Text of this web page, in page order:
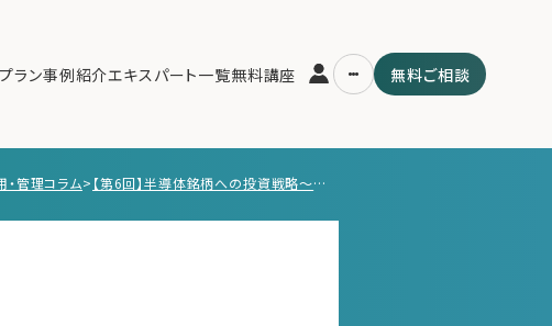
ラン事例紹介エキスパート一覧無料講座 無料ご相談
・管理コラム> 【第6回】半導体銘柄への投資戦略〜半導体を支える材料産業～日本企業の強みと投資の着眼点￼